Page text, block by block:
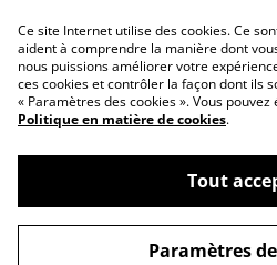
Contact Us
Privacy Policy
©2026JD Greenhouse
Ce site Internet utilise des cookies. Ce
aident à comprendre la manière dont
nous puissions améliorer votre
ces cookies et contrôler la façon dont ils
« Paramètres des cookies ». Vous
Politique en matière de cookies.
Tout
Paramètres